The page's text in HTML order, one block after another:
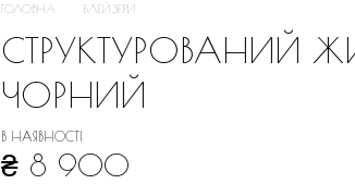
ГОЛОВНА БЛЕЙЗЕРИ
СТРУКТУРОВАНИЙ
ЧОРНИЙ
В НАЯВНОСТІ
₴ 8 900